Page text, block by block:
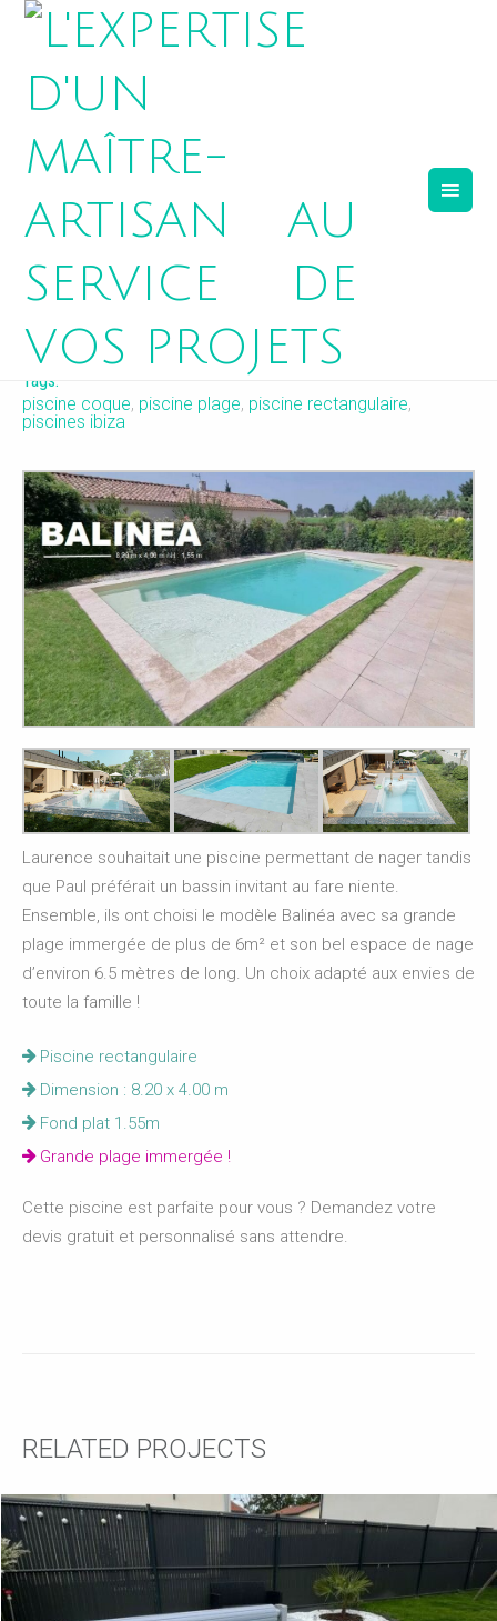
BALINEA
Tags:
piscine coque, piscine plage, piscine rectangulaire,
piscines ibiza
Laurence souhaitait une piscine permettant de nager tandis
que Paul préférait un bassin invitant au fare niente.
Ensemble, ils ont choisi le modèle Balinéa avec sa grande
plage immergée de plus de 6m² et son bel espace de nage
d’environ 6.5 mètres de long. Un choix adapté aux envies de
toute la famille !
Piscine rectangulaire
Dimension : 8.20 x 4.00 m
Fond plat 1.55m
Grande plage immergée !
Cette piscine est parfaite pour vous ? Demandez votre
devis gratuit et personnalisé sans attendre.
RELATED PROJECTS